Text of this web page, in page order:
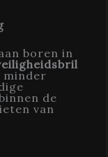
boren in
minder
de
van